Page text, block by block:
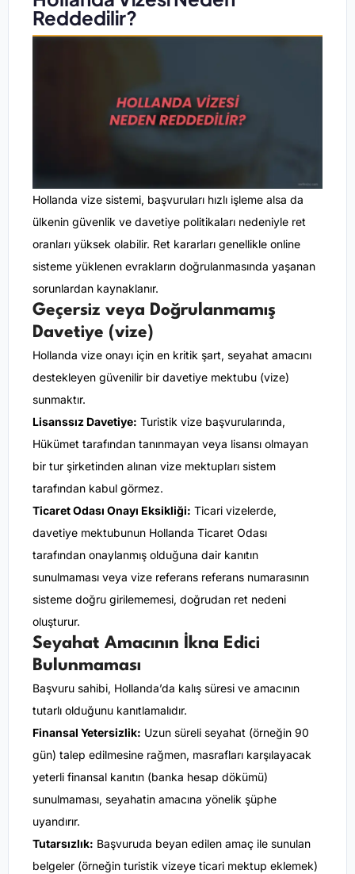
Reddedilir?
Hollanda vize sistemi, başvuruları hızlı işleme alsa da
ülkenin güvenlik ve davetiye politikaları nedeniyle ret
oranları yüksek olabilir. Ret kararları genellikle online
sisteme yüklenen evrakların doğrulanmasında yaşanan
sorunlardan kaynaklanır.
Geçersiz veya Doğrulanmamış
Davetiye (vize)
Hollanda vize onayı için en kritik şart, seyahat amacını
destekleyen güvenilir bir davetiye mektubu (vize)
sunmaktır.
Lisanssız Davetiye: Turistik vize başvurularında,
Hükümet tarafından tanınmayan veya lisansı olmayan
bir tur şirketinden alınan vize mektupları sistem
tarafından kabul görmez.
Ticaret Odası Onayı Eksikliği: Ticari vizelerde,
davetiye mektubunun Hollanda Ticaret Odası
tarafından onaylanmış olduğuna dair kanıtın
sunulmaması veya vize referans referans numarasının
sisteme doğru girilememesi, doğrudan ret nedeni
oluşturur.
Seyahat Amacının İkna Edici
Bulunmaması
Başvuru sahibi, Hollanda’da kalış süresi ve amacının
tutarlı olduğunu kanıtlamalıdır.
Finansal Yetersizlik: Uzun süreli seyahat (örneğin 90
gün) talep edilmesine rağmen, masrafları karşılayacak
yeterli finansal kanıtın (banka hesap dökümü)
sunulmaması, seyahatin amacına yönelik şüphe
uyandırır.
Tutarsızlık: Başvuruda beyan edilen amaç ile sunulan
belgeler (örneğin turistik vizeye ticari mektup eklemek)